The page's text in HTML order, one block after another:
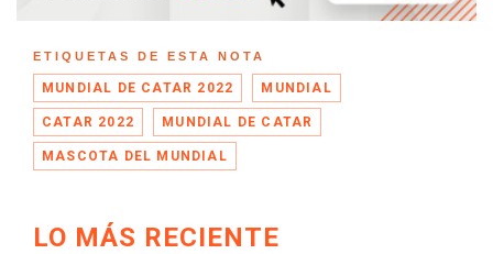
ETIQUETAS DE ESTA NOTA
MUNDIAL DE CATAR 2022 MUNDIAL
CATAR 2022 MUNDIAL DE CATAR
MASCOTA DEL MUNDIAL
LO MÁS RECIENTE